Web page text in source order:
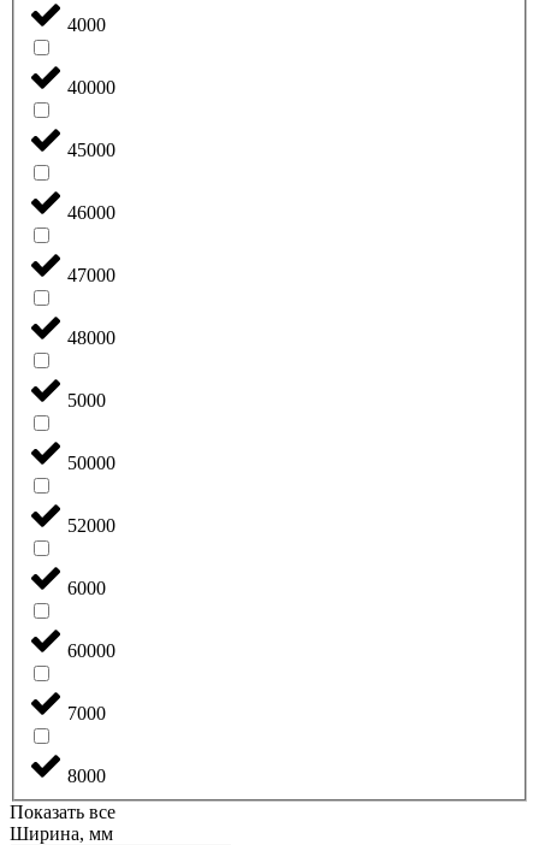
4000
40000
45000
46000
47000
48000
5000
50000
52000
6000
60000
7000
8000
Показать все
Ширина, мм